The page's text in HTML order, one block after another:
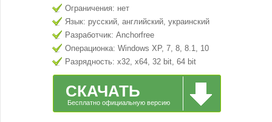
Ограничения: нет
Язык: русский, английский, украинский
Разработчик: Anchorfree
Операционка: Windows XP, 7, 8, 8.1, 10
Разрядность: x32, x64, 32 bit, 64 bit
СКАЧАТЬ
Бесплатно официальную версию